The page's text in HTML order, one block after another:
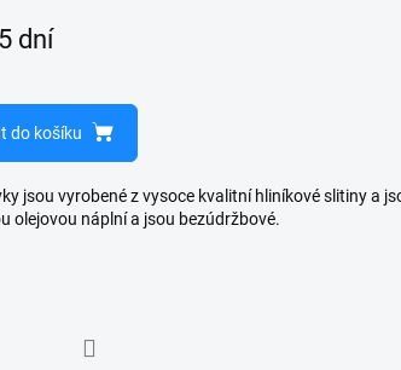
dní
do košíku
jsou vyrobené z vysoce kvalitní hliníkové slitiny a
olejovou náplní a jsou bezúdržbové.